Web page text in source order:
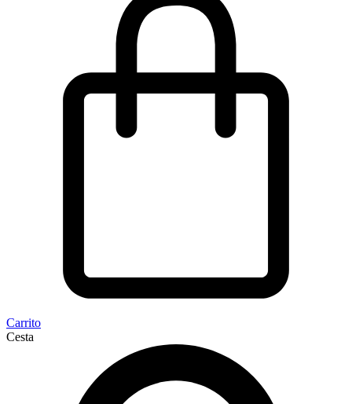
Carrito
Cesta